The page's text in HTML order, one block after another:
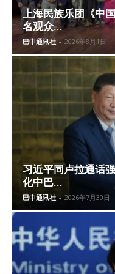
上海民族乐团《中
名观众...
巴中通讯社 - 2026年8月1日
习近平同卢拉通话
化中巴...
巴中通讯社 - 2026年7月30日